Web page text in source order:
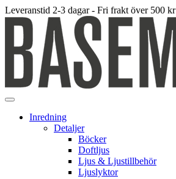
Leveranstid 2-3 dagar - Fri frakt över 500 kr
Inredning
Detaljer
Böcker
Doftljus
Ljus & Ljustillbehör
Ljuslyktor